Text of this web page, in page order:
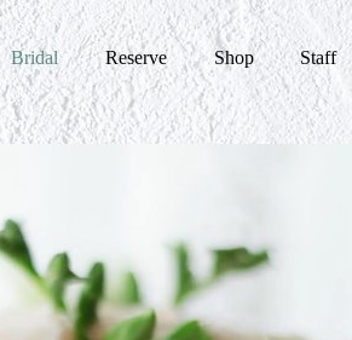
Bridal Reserve Shop Staff